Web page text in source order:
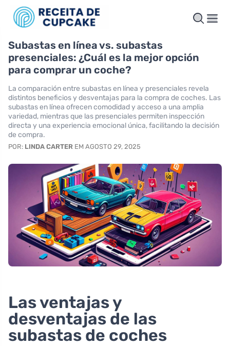
Subastas en línea vs. subastas
presenciales: ¿Cuál es la mejor opción
para comprar un coche?
La comparación entre subastas en línea y presenciales revela
distintos beneficios y desventajas para la compra de coches. Las
subastas en línea ofrecen comodidad y acceso a una amplia
variedad, mientras que las presenciales permiten inspección
directa y una experiencia emocional única, facilitando la decisión
de compra.
POR: LINDA CARTER EM AGOSTO 29, 2025
Las ventajas y
desventajas de las
subastas de coches